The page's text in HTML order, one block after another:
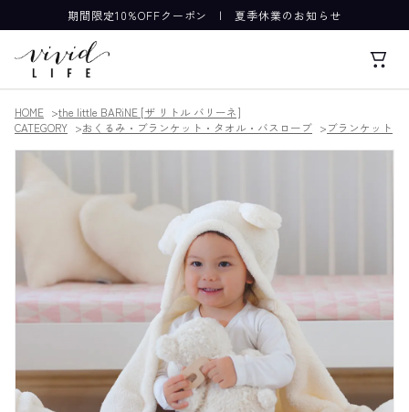
期間限定10%OFFクーポン |夏季休業のお知らせ
HOME
the little BARiNE [ザ リトル バリーネ]
CATEGORY
おくるみ・ブランケット・タオル・バスローブ ブランケット